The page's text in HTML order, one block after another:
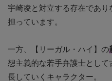
宇崎凌と対立する存在であ
担っています。
一方、【リーガル・ハイ】の
想主義的な若手弁護士とし
長していくキャラクター。